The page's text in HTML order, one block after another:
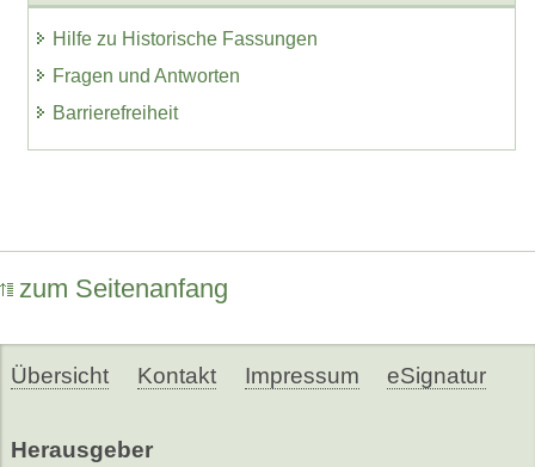
Hilfe zu Historische Fassungen
Fragen und Antworten
Barrierefreiheit
zum Seitenanfang
Übersicht Kontakt Impressum eSignatur
Herausgeber